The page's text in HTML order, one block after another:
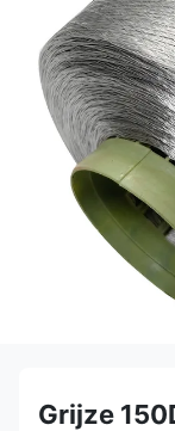
Grijze